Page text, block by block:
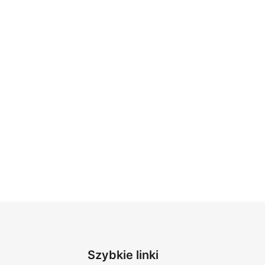
Szybkie linki